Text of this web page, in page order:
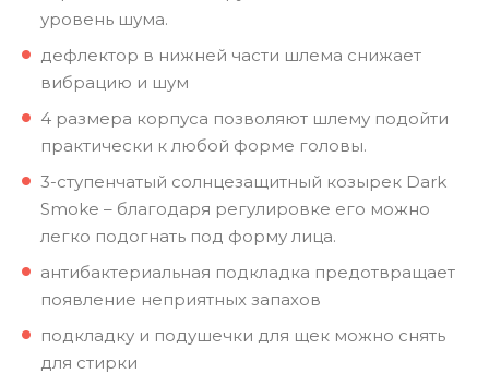
уровень шума.
дефлектор в нижней части шлема снижает
вибрацию и шум
4 размера корпуса позволяют шлему подойти
практически к любой форме головы.
3-ступенчатый солнцезащитный козырек Dark
Smoke – благодаря регулировке его можно
легко подогнать под форму лица.
антибактериальная подкладка предотвращает
появление неприятных запахов
подкладку и подушечки для щек можно снять
для стирки